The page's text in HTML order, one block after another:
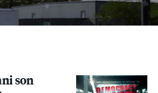
son